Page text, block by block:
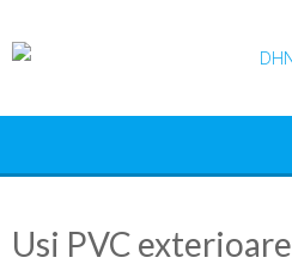
Usi PVC exterioare